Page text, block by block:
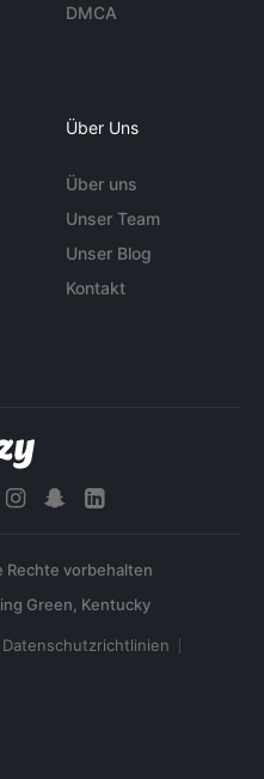
DMCA
Über Uns
Über uns
Unser Team
Unser Blog
Kontakt
Rechte vorbehalten
Datenschutzrichtlinien